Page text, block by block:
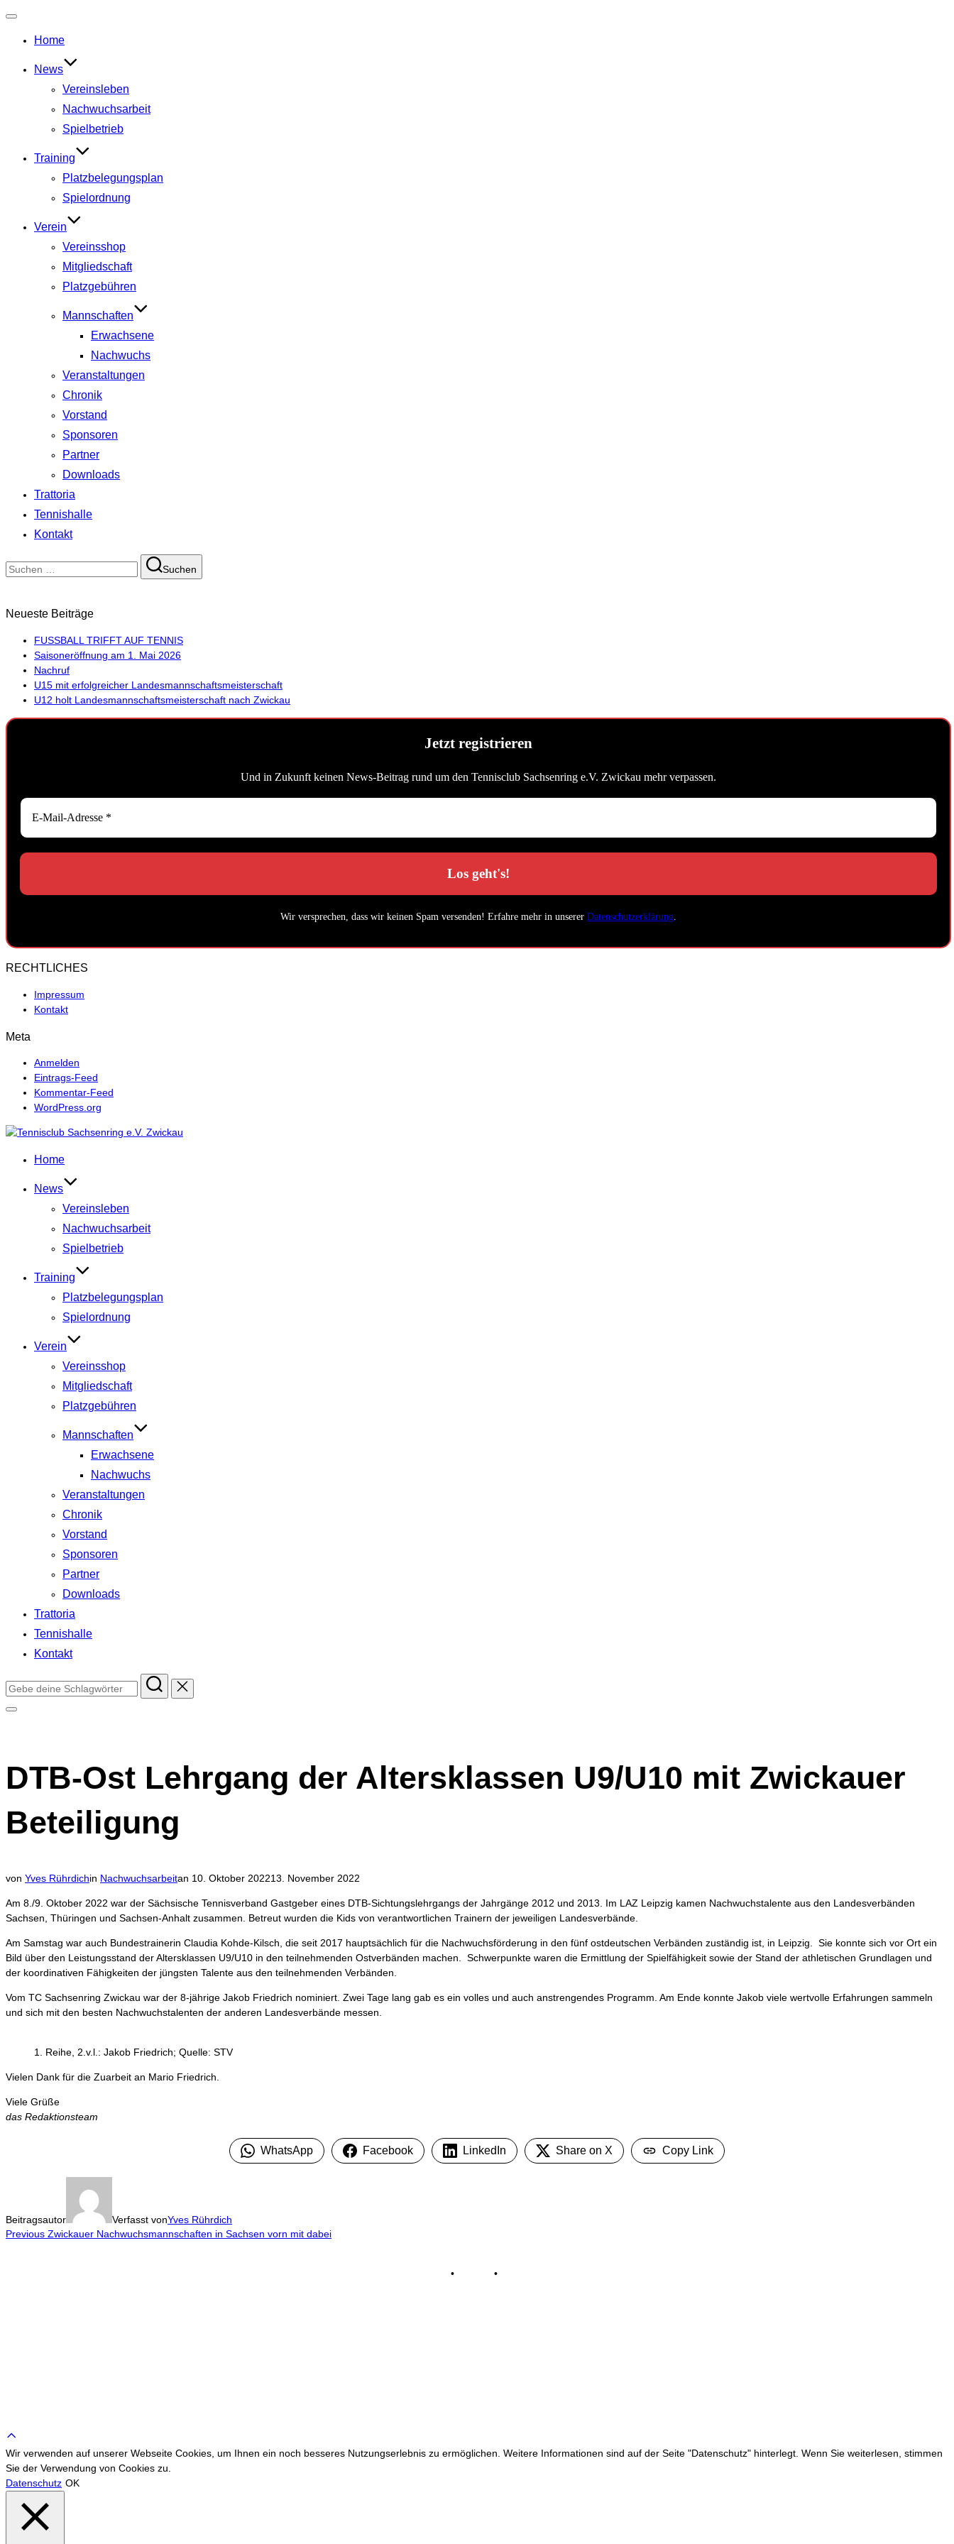
umschalten
Home
News
Vereinsleben
Nachwuchsarbeit
Spielbetrieb
Training
Platzbelegungsplan
Spielordnung
Verein
Vereinsshop
Mitgliedschaft
Platzgebühren
Mannschaften
Erwachsene
Nachwuchs
Veranstaltungen
Chronik
Vorstand
Sponsoren
Partner
Downloads
Trattoria
Tennishalle
Kontakt
Suchen
nach:
Suchen
Neueste Beiträge
FUSSBALL TRIFFT AUF TENNIS
Saisoneröffnung am 1. Mai 2026
Nachruf
U15 mit erfolgreicher Landesmannschaftsmeisterschaft
U12 holt Landesmannschaftsmeisterschaft nach Zwickau
Jetzt registrieren
Und in Zukunft keinen News-Beitrag rund um den Tennisclub Sachsenring e.V. Zwickau mehr verpassen.
Wir versprechen, dass wir keinen Spam versenden! Erfahre mehr in unserer Datenschutzerklärung
RECHTLICHES
Impressum
Kontakt
Meta
Anmelden
Eintrags-Feed
Kommentar-Feed
WordPress.org
Zum
springenHome
News
Vereinsleben
Nachwuchsarbeit
Spielbetrieb
Training
Platzbelegungsplan
Spielordnung
Verein
Vereinsshop
Mitgliedschaft
Platzgebühren
Mannschaften
Erwachsene
Nachwuchs
Veranstaltungen
Chronik
Vorstand
Sponsoren
Partner
Downloads
Trattoria
Tennishalle
Kontakt
Suchen
nach:
DTB-Ost Lehrgang der Altersklassen U9/U10 mit Zwickauer
Beteiligung
von Yves Rührdichin Nachwuchsarbeitan Veröffentlicht
10. Oktober 202213. November 2022
Am 8./9. Oktober 2022 war der Sächsische Tennisverband Gastgeber eines DTB-Sichtungslehrgangs der Jahrgänge 2012 und 2013. Im LAZ Leipzig kamen Nachwuchstalente aus den Landesverbänden
Sachsen, Thüringen und Sachsen-Anhalt zusammen. Betreut wurden die Kids von verantwortlichen Trainern der jeweiligen Landesverbände.
Am Samstag war auch Bundestrainerin Claudia Kohde-Kilsch, die seit 2017 hauptsächlich für die Nachwuchsförderung in den fünf ostdeutschen Verbänden zuständig ist, in Leipzig. Sie konnte sich vor Ort ein
Bild über den Leistungsstand der Altersklassen U9/U10 in den teilnehmenden Ostverbänden machen. Schwerpunkte waren die Ermittlung der Spielfähigkeit sowie der Stand der athletischen Grundlagen und
der koordinativen Fähigkeiten der jüngsten Talente aus den teilnehmenden Verbänden.
Vom TC Sachsenring Zwickau war der 8-jährige Jakob Friedrich nominiert. Zwei Tage lang gab es ein volles und auch anstrengendes Programm. Am Ende konnte Jakob viele wertvolle Erfahrungen sammeln
und sich mit den besten Nachwuchstalenten der anderen Landesverbände messen.
1. Reihe, 2.v.l.: Jakob Friedrich; Quelle: STV
Vielen Dank für die Zuarbeit an Mario Friedrich.
Viele Grüße
das Redaktionsteam
WhatsApp Facebook LinkedIn Share on X Copy Link
Beitragsautor Verfasst vonYves Rührdich
Beitragsnavigation
Previous
Previous Zwickauer Nachwuchsmannschaften in Sachsen vorn mit dabei
• •
to
top
Wir verwenden auf unserer Webseite Cookies, um Ihnen ein noch besseres Nutzungserlebnis zu ermöglichen. Weitere Informationen sind auf der Seite "Datenschutz" hinterlegt. Wenn Sie weiterlesen, stimmen
Sie der Verwendung von Cookies zu.
Datenschutz OK